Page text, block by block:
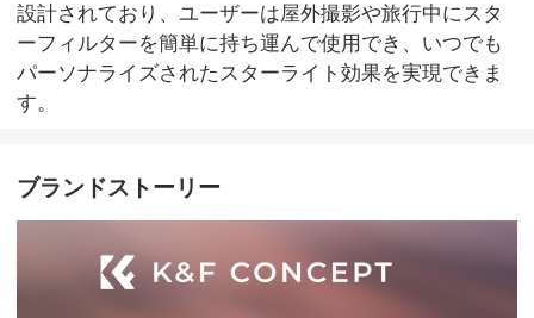
設計されており、ユーザーは屋外撮影や旅行中にスタ
ーフィルターを簡単に持ち運んで使用でき、いつでも
パーソナライズされたスターライト効果を実現できま
す。
ブランドストーリー